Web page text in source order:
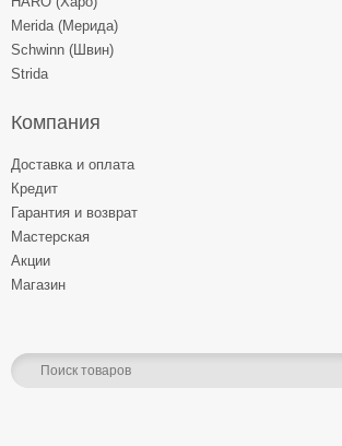
Merida (Мерида)
Schwinn (Швин)
Strida
Компания
Доставка и оплата
Кредит
Гарантия и возврат
Мастерская
Акции
Магазин